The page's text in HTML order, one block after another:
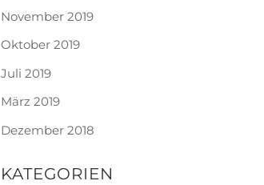
November 2019
Oktober 2019
Juli 2019
März 2019
Dezember 2018
KATEGORIEN